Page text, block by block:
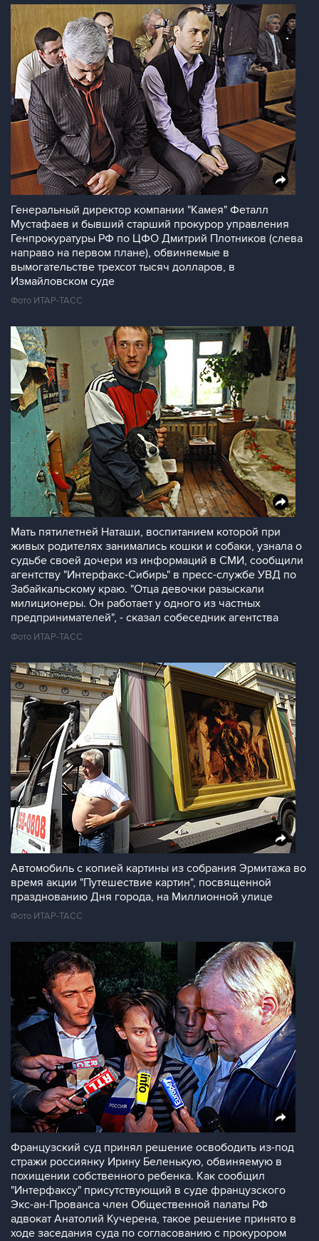
Генеральный директор компании "Камея" Феталл
Мустафаев и бывший старший прокурор управления
Генпрокуратуры РФ по ЦФО Дмитрий Плотников (слева
направо на первом плане), обвиняемые в
вымогательстве трехсот тысяч долларов, в
Измайловском суде
Фото ИТАР-ТАСС
Мать пятилетней Наташи, воспитанием которой при
живых родителях занимались кошки и собаки, узнала о
судьбе своей дочери из информаций в СМИ, сообщили
агентству "Интерфакс-Сибирь" в пресс-службе УВД по
Забайкальскому краю. "Отца девочки разыскали
милиционеры. Он работает у одного из частных
предпринимателей", - сказал собеседник агентства
Фото ИТАР-ТАСС
Автомобиль с копией картины из собрания Эрмитажа во
время акции "Путешествие картин", посвященной
празднованию Дня города, на Миллионной улице
Фото ИТАР-ТАСС
Французский суд принял решение освободить из-под
стражи россиянку Ирину Беленькую, обвиняемую в
похищении собственного ребенка. Как сообщил
"Интерфаксу" присутствующий в суде французского
Экс-ан-Прованса член Общественной палаты РФ
адвокат Анатолий Кучерена, такое решение принято в
ходе заседания суда по согласованию с прокурором